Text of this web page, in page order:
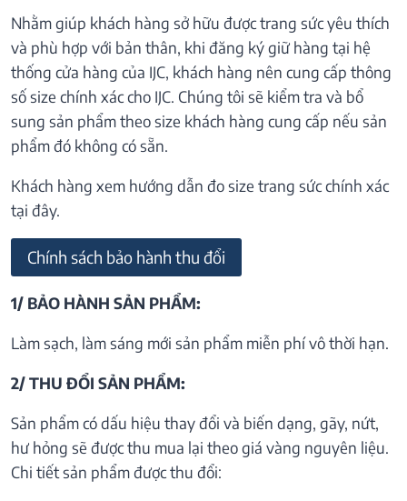
Nhằm giúp khách hàng sở hữu được trang sức yêu thích
và phù hợp với bản thân, khi đăng ký giữ hàng tại hệ
thống cửa hàng của IJC, khách hàng nên cung cấp thông
số size chính xác cho IJC. Chúng tôi sẽ kiểm tra và bổ
sung sản phẩm theo size khách hàng cung cấp nếu sản
phẩm đó không có sẵn.
Khách hàng xem hướng dẫn đo size trang sức chính xác
tại đây.
Chính sách bảo hành thu đổi
1/ BẢO HÀNH SẢN PHẨM:
Làm sạch, làm sáng mới sản phẩm miễn phí vô thời hạn.
2/ THU ĐỔI SẢN PHẨM:
Sản phẩm có dấu hiệu thay đổi và biến dạng, gãy, nứt,
hư hỏng sẽ được thu mua lại theo giá vàng nguyên liệu.
Chi tiết sản phẩm được thu đổi: